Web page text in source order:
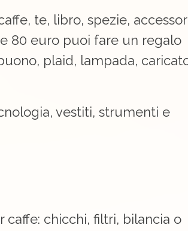
te, libro, spezie,
80 euro puoi fare un regalo
plaid, lampada,
vestiti, strumenti e
caffe: chicchi, filtri, bilancia o